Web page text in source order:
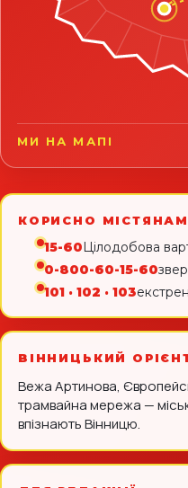
МИ НА МАПІ
КОРИСНО МІСТЯНАМ
15-60Цілодобова
0-800-60-15-60
101 · 102 · 103
ВІННИЦЬКИЙ
Вежа Артинова,
трамвайна мережа —
впізнають Вінницю.